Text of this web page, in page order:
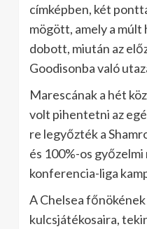
címképben, két
mögött, amely a
dobott, miután az
Goodisonba való
Marescának a hét
volt pihentetni az
re legyőzték a
és 100%-os
konferencia-liga
A Chelsea
kulcsjátékosaira,